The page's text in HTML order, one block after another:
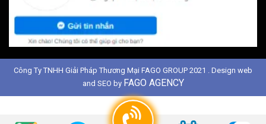
Công Ty TNHH Giải Pháp Thương Mại FAGO GROUP 2021 . Design web
and SEO by FAGO AGENCY